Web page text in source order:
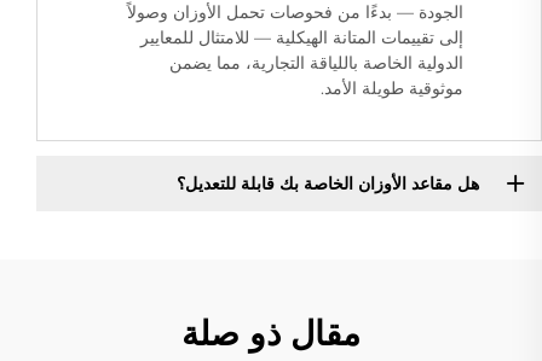
الجودة — بدءًا من فحوصات تحمل الأوزان وصولاً
إلى تقييمات المتانة الهيكلية — للامتثال للمعايير
الدولية الخاصة باللياقة التجارية، مما يضمن
موثوقية طويلة الأمد.
هل مقاعد الأوزان الخاصة بك قابلة للتعديل؟
مقال ذو صلة